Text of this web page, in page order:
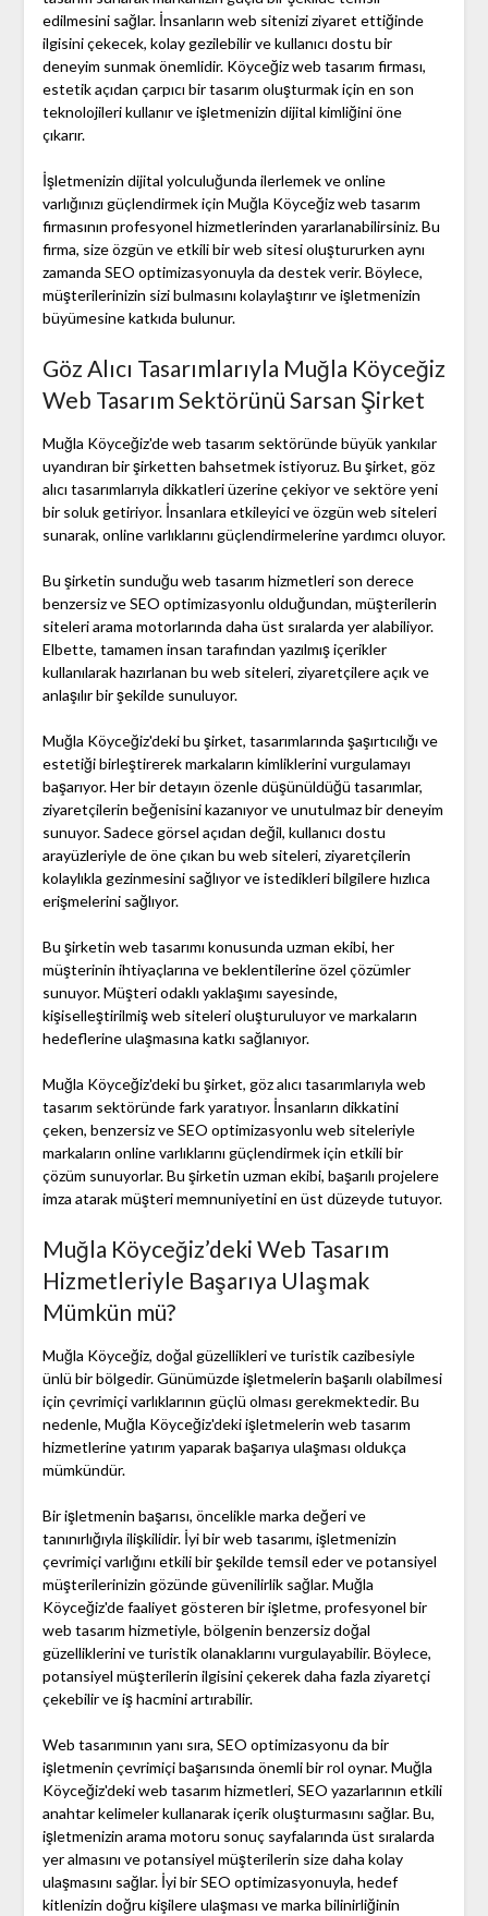
edilmesini sağlar. İnsanların web sitenizi ziyaret ettiğinde
ilgisini çekecek, kolay gezilebilir ve kullanıcı dostu bir
deneyim sunmak önemlidir. Köyceğiz web tasarım firması,
estetik açıdan çarpıcı bir tasarım oluşturmak için en son
teknolojileri kullanır ve işletmenizin dijital kimliğini öne
çıkarır.
İşletmenizin dijital yolculuğunda ilerlemek ve online
varlığınızı güçlendirmek için Muğla Köyceğiz web tasarım
firmasının profesyonel hizmetlerinden yararlanabilirsiniz. Bu
firma, size özgün ve etkili bir web sitesi oluştururken aynı
zamanda SEO optimizasyonuyla da destek verir. Böylece,
müşterilerinizin sizi bulmasını kolaylaştırır ve işletmenizin
büyümesine katkıda bulunur.
Göz Alıcı Tasarımlarıyla Muğla Köyceğiz
Web Tasarım Sektörünü Sarsan Şirket
Muğla Köyceğiz'de web tasarım sektöründe büyük yankılar
uyandıran bir şirketten bahsetmek istiyoruz. Bu şirket, göz
alıcı tasarımlarıyla dikkatleri üzerine çekiyor ve sektöre yeni
bir soluk getiriyor. İnsanlara etkileyici ve özgün web siteleri
sunarak, online varlıklarını güçlendirmelerine yardımcı oluyor.
Bu şirketin sunduğu web tasarım hizmetleri son derece
benzersiz ve SEO optimizasyonlu olduğundan, müşterilerin
siteleri arama motorlarında daha üst sıralarda yer alabiliyor.
Elbette, tamamen insan tarafından yazılmış içerikler
kullanılarak hazırlanan bu web siteleri, ziyaretçilere açık ve
anlaşılır bir şekilde sunuluyor.
Muğla Köyceğiz'deki bu şirket, tasarımlarında şaşırtıcılığı ve
estetiği birleştirerek markaların kimliklerini vurgulamayı
başarıyor. Her bir detayın özenle düşünüldüğü tasarımlar,
ziyaretçilerin beğenisini kazanıyor ve unutulmaz bir deneyim
sunuyor. Sadece görsel açıdan değil, kullanıcı dostu
arayüzleriyle de öne çıkan bu web siteleri, ziyaretçilerin
kolaylıkla gezinmesini sağlıyor ve istedikleri bilgilere hızlıca
erişmelerini sağlıyor.
Bu şirketin web tasarımı konusunda uzman ekibi, her
müşterinin ihtiyaçlarına ve beklentilerine özel çözümler
sunuyor. Müşteri odaklı yaklaşımı sayesinde,
kişiselleştirilmiş web siteleri oluşturuluyor ve markaların
hedeflerine ulaşmasına katkı sağlanıyor.
Muğla Köyceğiz'deki bu şirket, göz alıcı tasarımlarıyla web
tasarım sektöründe fark yaratıyor. İnsanların dikkatini
çeken, benzersiz ve SEO optimizasyonlu web siteleriyle
markaların online varlıklarını güçlendirmek için etkili bir
çözüm sunuyorlar. Bu şirketin uzman ekibi, başarılı projelere
imza atarak müşteri memnuniyetini en üst düzeyde tutuyor.
Muğla Köyceğiz’deki Web Tasarım
Hizmetleriyle Başarıya Ulaşmak
Mümkün mü?
Muğla Köyceğiz, doğal güzellikleri ve turistik cazibesiyle
ünlü bir bölgedir. Günümüzde işletmelerin başarılı olabilmesi
için çevrimiçi varlıklarının güçlü olması gerekmektedir. Bu
nedenle, Muğla Köyceğiz'deki işletmelerin web tasarım
hizmetlerine yatırım yaparak başarıya ulaşması oldukça
mümkündür.
Bir işletmenin başarısı, öncelikle marka değeri ve
tanınırlığıyla ilişkilidir. İyi bir web tasarımı, işletmenizin
çevrimiçi varlığını etkili bir şekilde temsil eder ve potansiyel
müşterilerinizin gözünde güvenilirlik sağlar. Muğla
Köyceğiz'de faaliyet gösteren bir işletme, profesyonel bir
web tasarım hizmetiyle, bölgenin benzersiz doğal
güzelliklerini ve turistik olanaklarını vurgulayabilir. Böylece,
potansiyel müşterilerin ilgisini çekerek daha fazla ziyaretçi
çekebilir ve iş hacmini artırabilir.
Web tasarımının yanı sıra, SEO optimizasyonu da bir
işletmenin çevrimiçi başarısında önemli bir rol oynar. Muğla
Köyceğiz'deki web tasarım hizmetleri, SEO yazarlarının etkili
anahtar kelimeler kullanarak içerik oluşturmasını sağlar. Bu,
işletmenizin arama motoru sonuç sayfalarında üst sıralarda
yer almasını ve potansiyel müşterilerin size daha kolay
ulaşmasını sağlar. İyi bir SEO optimizasyonuyla, hedef
kitlenizin doğru kişilere ulaşması ve marka bilinirliğinin